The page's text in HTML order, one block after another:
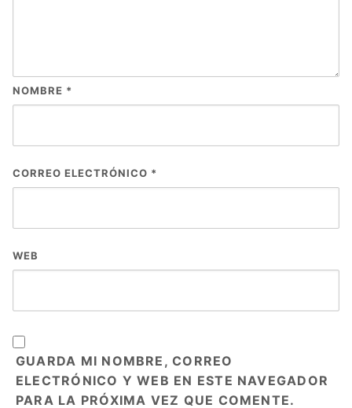
NOMBRE *
CORREO ELECTRÓNICO *
WEB
GUARDA MI NOMBRE, CORREO
ELECTRÓNICO Y WEB EN ESTE NAVEGADOR
PARA LA PRÓXIMA VEZ QUE COMENTE.